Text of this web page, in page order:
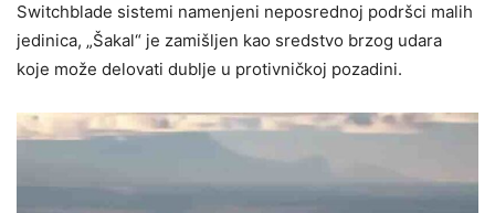
Switchblade sistemi namenjeni neposrednoj podršci malih
jedinica, „Šakal“ je zamišljen kao sredstvo brzog udara
koje može delovati dublje u protivničkoj pozadini.